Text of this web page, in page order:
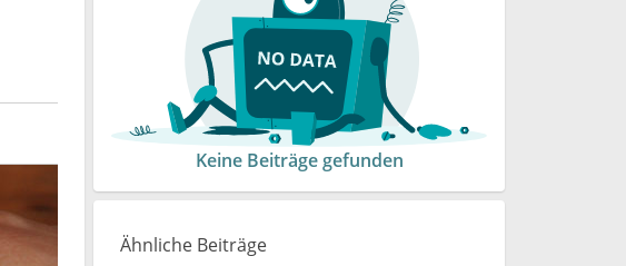
Keine Beiträge gefunden
Ähnliche Beiträge